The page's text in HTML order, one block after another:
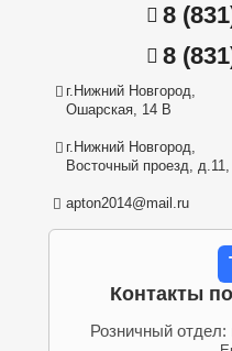
8
8
г.Нижний Новгород,
Ошарская, 14 В
г.Нижний Новгород,
Восточный проезд,
apton2014@mail.ru
Контакты
Розничный отдел: